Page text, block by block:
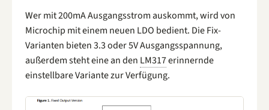
Wer mit 200mA Ausgangsstrom auskommt, wird von
Microchip mit einem neuen LDO bedient. Die Fix-
Varianten bieten 3.3 oder 5V Ausgangsspannung,
außerdem steht eine an den LM317erinnernde
einstellbare Variante zur Verfügung.